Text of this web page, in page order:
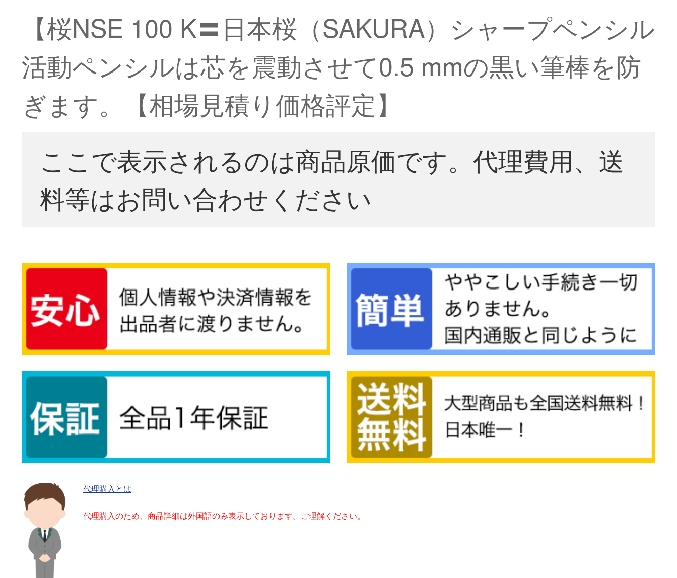
【桜NSE 100 K〓日本桜（SAKURA）シャープペンシル
活動ペンシルは芯を震動させて0.5 mmの黒い筆棒を防
ぎます。【相場見積り価格評定】
ここで表示されるのは商品原価です。代理費用、送
料等はお問い合わせください
代理購入とは
代理購入のため、商品詳細は外国語のみ表示しております。ご理解ください。